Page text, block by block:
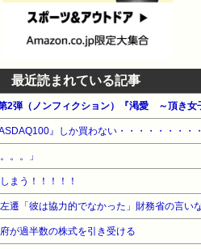
最近読まれている記事
』しか買わない・・・・・・・・・
。。」
まう！！！！！
が過半数の株式を引き受ける